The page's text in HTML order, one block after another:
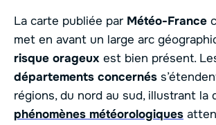
La carte publiée par Météo-France
met en avant un large arc
risque orageux est bien présent.
départements concernés
régions, du nord au sud, illustrant la
phénomènes météorologiques